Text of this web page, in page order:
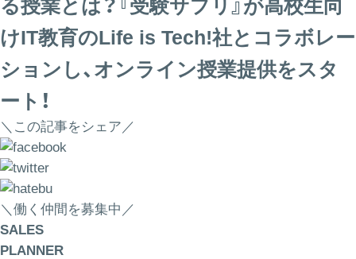
る授業とは？『受験サプリ』が高校生向
けIT教育のLife is Tech!社とコラボレー
ションし、オンライン授業提供をスタ
ート！
＼この記事をシェア／
＼働く仲間を募集中／
SALES
PLANNER